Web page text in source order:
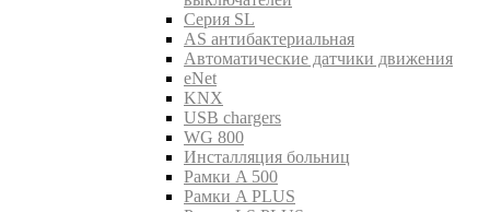
Серия SL
AS антибактериальная
Aвтоматические датчики движения
eNet
KNX
USB chargers
WG 800
Инсталляция больниц
Рамки A 500
Рамки A PLUS